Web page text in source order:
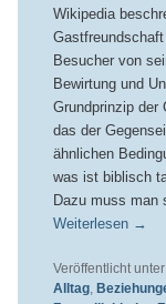
Wikipedia
Besucher von
Bewirtung und
Grundprinzip der
das der
ähnlichen
was ist biblisch
Dazu muss man
Weiterlesen →
Veröffentlicht unter
Alltag,